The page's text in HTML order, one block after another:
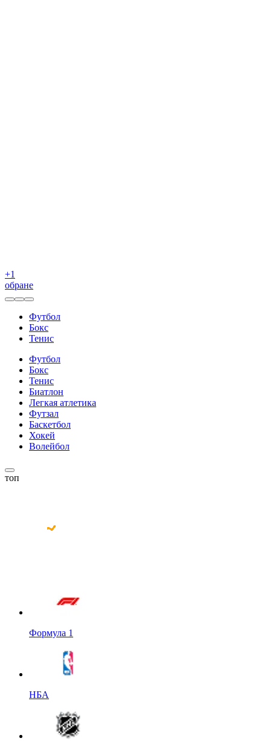
+1
обране
Футбол
Бокс
Тенис
Футбол
Бокс
Тенис
Биатлон
Легкая атлетика
Футзал
Баскетбол
Хокей
Волейбол
топ
Формула 1
НБА